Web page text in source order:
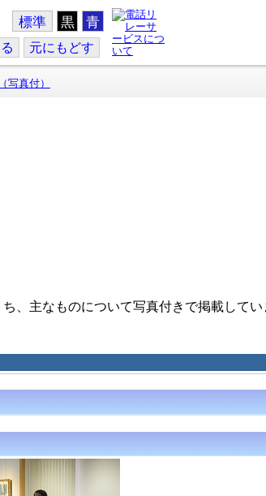
標準 黒 青
元にもどす
写真付）
、主なものについて写真付きで掲載してい